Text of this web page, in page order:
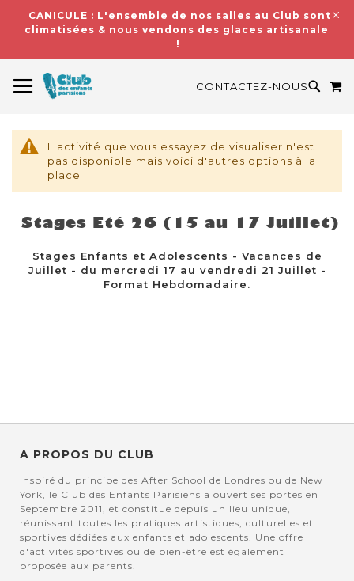
CANICULE : L'ensemble de nos salles au Club sont
climatisées & nous vendons des glaces artisanales
!
CONTACTEZ-NOUS
L'activité que vous essayez de visualiser n'est
pas disponible mais voici d'autres options à la
place
Stages Eté 26 (15 au 17 Juillet)
Stages Enfants et Adolescents - Vacances de
Juillet - du mercredi 17 au vendredi 21 Juillet -
Format Hebdomadaire.
A PROPOS DU CLUB
Inspiré du principe des After School de Londres ou de New
York, le Club des Enfants Parisiens a ouvert ses portes en
Septembre 2011, et constitue depuis un lieu unique,
réunissant toutes les pratiques artistiques, culturelles et
sportives dédiées aux enfants et adolescents. Une offre
d'activités sportives ou de bien-être est également
proposée aux parents.